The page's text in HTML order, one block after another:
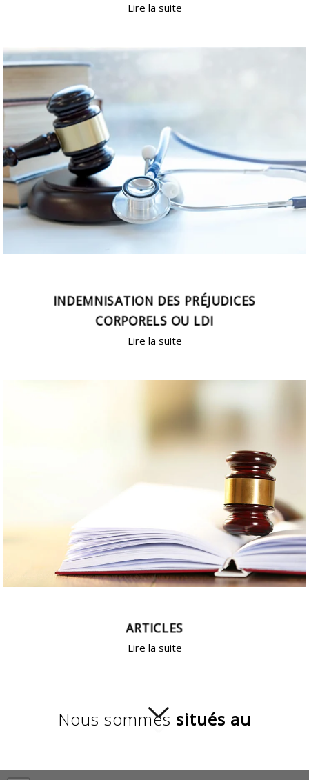
Lire la suite
INDEMNISATION DES PRÉJUDICES
CORPORELS OU LDI
Lire la suite
ARTICLES
Lire la suite
Nous sommes situés au